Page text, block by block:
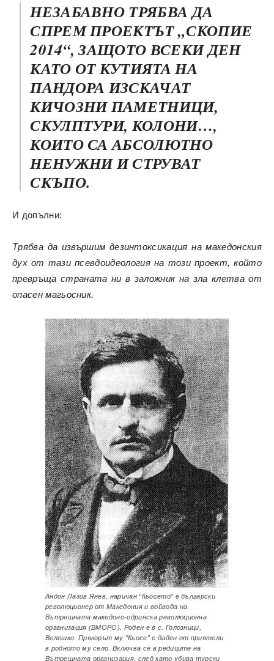
НЕЗАБАВНО ТРЯБВА ДА
СПРЕМ ПРОЕКТЪТ „СКОПИЕ
2014“, ЗАЩОТО ВСЕКИ ДЕН
КАТО ОТ КУТИЯТА НА
ПАНДОРА ИЗСКАЧАТ
КИЧОЗНИ ПАМЕТНИЦИ,
СКУЛПТУРИ, КОЛОНИ…,
КОИТО СА АБСОЛЮТНО
НЕНУЖНИ И СТРУВАТ
СКЪПО.
И допълни:
Трябва да извършим дезинтоксикация на македонския
дух от тази псевдоидеология на този проект, който
превръща страната ни в заложник на зла клетва от
опасен магьосник.
Андон Лазов Янев, наричан “Кьосето” е български
революционер от Македония и войвода на
Вътрешната македоно-одринска революционна
организация (ВМОРО). Роден е в с. Голозници,
Велешко. Прякорът му “Кьосе” е даден от приятели
в родното му село. Включва се в редиците на
Вътрешната организация, след като убива турски